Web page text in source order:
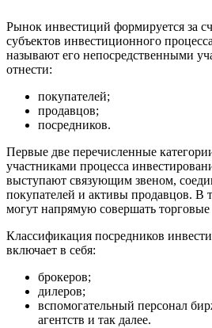
Рынок инвестиций формируется за
субъектов инвестиционного
называют его непосредственными
отнести:
покупателей;
продавцов;
посредников.
Первые две перечисленные
участниками процесса
выступают связующим звеном,
покупателей и активы продавцов. В
могут напрямую совершать
Классификация посредников
включает в себя:
брокеров;
дилеров;
вспомогательный персонал
агентств и так далее.